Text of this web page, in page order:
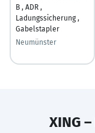
B , ADR ,
Ladungssicherung ,
Gabelstapler
Neumünster
XING